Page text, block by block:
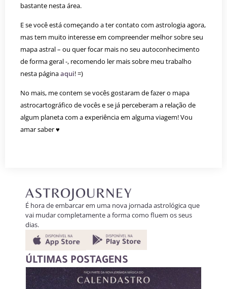
bastante nesta área.
E se você está começando a ter contato com astrologia agora,
mas tem muito interesse em compreender melhor sobre seu
mapa astral – ou quer focar mais no seu autoconhecimento
de forma geral -, recomendo ler mais sobre meu trabalho
nesta páginaaqui! =)
No mais, me contem se vocês gostaram de fazer o mapa
astrocartográfico de vocês e se já perceberam a relação de
algum planeta com a experiência em alguma viagem! Vou
amar saber ♥
É hora de embarcar em uma nova jornada astrológica que
vai mudar completamente a forma como fluem os seus
dias.
ÚLTIMAS POSTAGENS